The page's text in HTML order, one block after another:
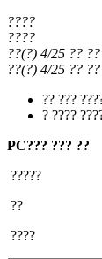
????
????
??(?) 4/25 ?? ??
??(?) 4/25 ?? ??
?? ???
? ????
PC??? ??? ??
?????
??
????